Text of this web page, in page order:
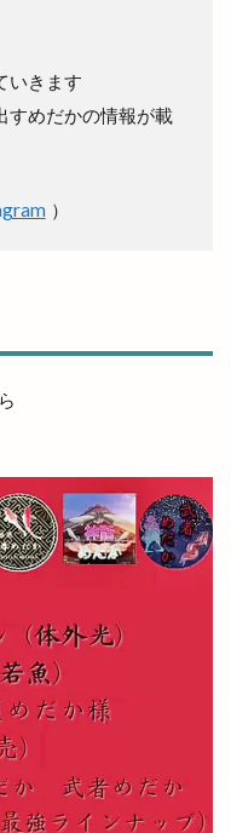
いきます
すめだかの情報が載
）